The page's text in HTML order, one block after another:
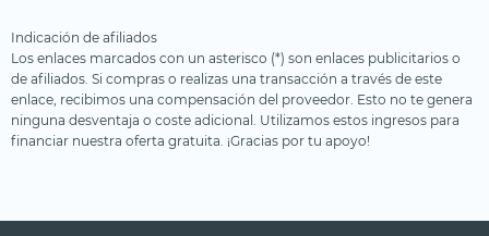
Indicación de afiliados
Los enlaces marcados con un asterisco (*) son enlaces publicitarios o
de afiliados. Si compras o realizas una transacción a través de este
enlace, recibimos una compensación del proveedor. Esto no te genera
ninguna desventaja o coste adicional. Utilizamos estos ingresos para
financiar nuestra oferta gratuita. ¡Gracias por tu apoyo!